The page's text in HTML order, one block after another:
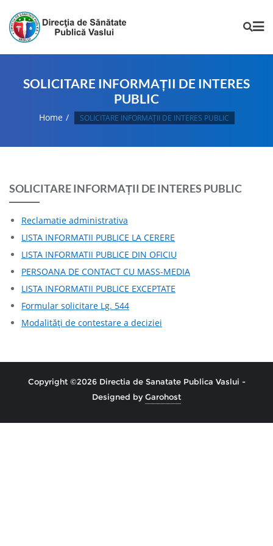
SOLICITARE INFORMAȚII DE INTERES
PUBLIC
Home SOLICITARE INFORMAȚII DE INTERES PUBLIC
SOLICITARE INFORMAȚII DE INTERES PUBLIC
Reclamatie administrativa
LISTA INFORMATII PUBLICE LA CERERE
LISTA INFORMATII PUBLICE DIN OFICIU
PERSOANA DE CONTACT CU MASS-MEDIA
LISTA INFORMATII PUBLICE EXCEPTATE
Formular solicitare Lg. 544
Modalităţi de contestare a deciziei
Copyright ©2026 Directia de Sanatate Publica Vaslui -
Designed byGarohost